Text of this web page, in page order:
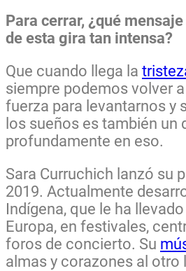
Para cerrar, ¿qué
de esta gira tan intensa?
Que cuando llega la
siempre podemos volver
fuerza para levantarnos y
los sueños es también un
profundamente en eso.
Sara Curruchich lanzó su
2019. Actualmente
Indígena, que le ha
Europa, en festivales,
foros de concierto. Su
almas y corazones al otro